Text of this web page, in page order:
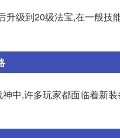
升级到20级法宝,在一般技
中,许多玩家都面临着新